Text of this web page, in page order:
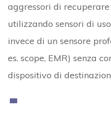
aggressori di
utilizzando sensori di
invece di un sensore
es. scope, EMR) senza
dispositivo di